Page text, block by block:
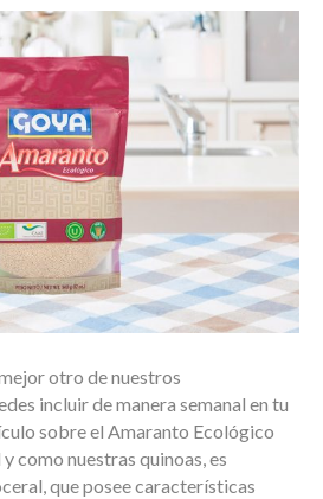
otro de nuestros
incluir de manera semanal en tu
sobre el Amaranto Ecológico
como nuestras quinoas, es
que posee características